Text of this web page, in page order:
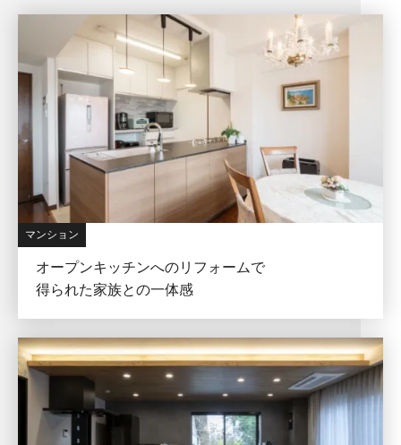
マンション
オープンキッチンへのリフォームで
得られた家族との一体感